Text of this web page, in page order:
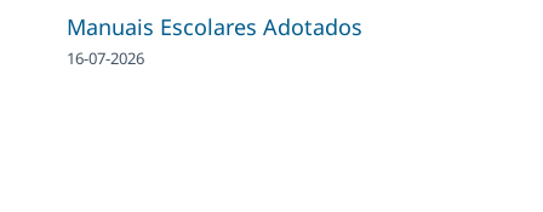
Manuais Escolares Adotados
16-07-2026